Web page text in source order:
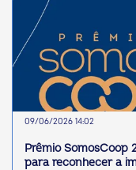
09/06/2026 14:02
Prêmio SomosCoop
para reconhecer a